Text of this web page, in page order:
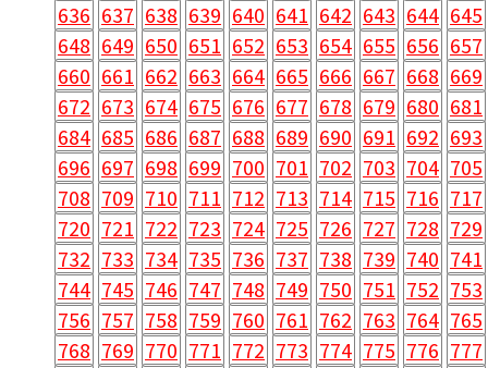
636 637 638 639 640 641 642 643 644 645
648 649 650 651 652 653 654 655 656 657
660 661 662 663 664 665 666 667 668 669
672 673 674 675 676 677 678 679 680 681
684 685 686 687 688 689 690 691 692 693
696 697 698 699 700 701 702 703 704 705
708 709 710 711 712 713 714 715 716 717
720 721 722 723 724 725 726 727 728 729
732 733 734 735 736 737 738 739 740 741
744 745 746 747 748 749 750 751 752 753
756 757 758 759 760 761 762 763 764 765
768 769 770 771 772 773 774 775 776 777